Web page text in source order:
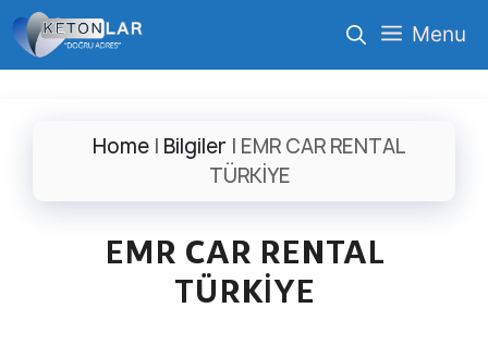
İçeriğe
atla
Menu
Home | Bilgiler | EMR CAR RENTAL
TÜRKİYE
EMR CAR RENTAL
TÜRKİYE